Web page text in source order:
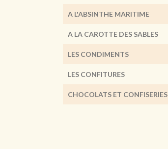
A L'ABSINTHE MARITIME
A LA CAROTTE DES SABLES
LES CONDIMENTS
LES CONFITURES
CHOCOLATS ET CONFISERIES